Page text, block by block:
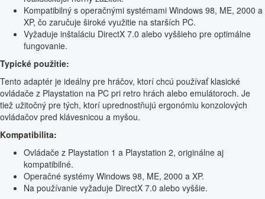
Kompatibilný s operačnými systémami Windows 98, ME, 2000 a
XP, čo zaručuje široké využitie na starších PC.
Vyžaduje inštaláciu DirectX 7.0 alebo vyššieho pre optimálne
fungovanie.
Typické použitie:
Tento adaptér je ideálny pre hráčov, ktorí chcú používať klasické
ovládače z Playstation na PC pri retro hrách alebo emulátoroch. Je
tiež užitočný pre tých, ktorí uprednostňujú ergonómiu konzolových
ovládačov pred klávesnicou a myšou.
Kompatibilita:
Ovládače z Playstation 1 a Playstation 2, originálne aj
kompatibilné.
Operačné systémy Windows 98, ME, 2000 a XP.
Na používanie vyžaduje DirectX 7.0 alebo vyššie.